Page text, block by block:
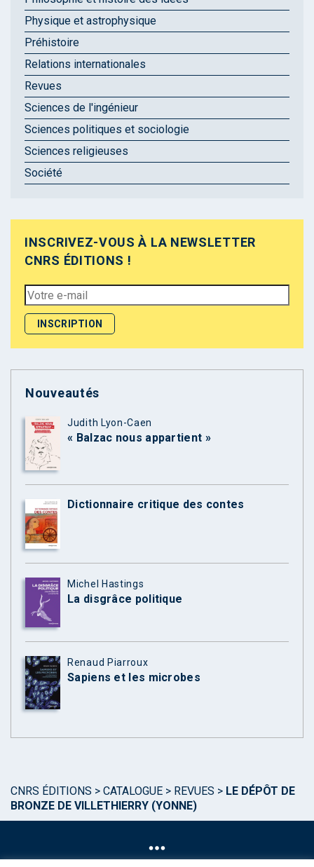
Physique et astrophysique
Préhistoire
Relations internationales
Revues
Sciences de l'ingénieur
Sciences politiques et sociologie
Sciences religieuses
Société
INSCRIVEZ-VOUS À LA NEWSLETTER
CNRS ÉDITIONS !
Nouveautés
Judith Lyon-Caen
« Balzac nous appartient »
Dictionnaire critique des contes
Michel Hastings
La disgrâce politique
Renaud Piarroux
Sapiens et les microbes
CNRS ÉDITIONS > CATALOGUE > REVUES > LE DÉPÔT DE
BRONZE DE VILLETHIERRY (YONNE)